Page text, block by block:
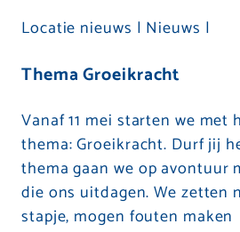
Locatie nieuws | Nieuws |
Thema Groeikracht
Vanaf 11 mei starten we met
thema: Groeikracht. Durf jij
thema gaan we op avontuur
die ons uitdagen. We zetten
stapje, mogen fouten maken